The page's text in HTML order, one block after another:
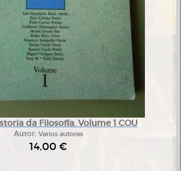
da Filosofía. Volume 1 COU
Autor: Varios autores
14,00 €